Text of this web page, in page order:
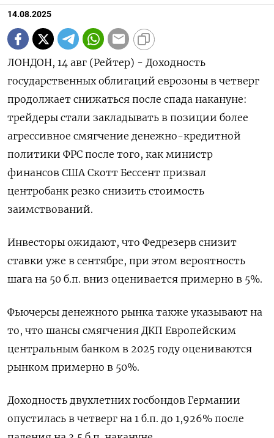
14.08.2025
ЛОНДОН, 14 авг (Рейтер) - Доходность
государственных облигаций еврозоны в четверг
продолжает снижаться после спада накануне:
трейдеры стали закладывать в позиции более
агрессивное смягчение денежно-кредитной
политики ФРС после того, как министр
финансов США Скотт Бессент призвал
центробанк резко снизить стоимость
заимствований.
Инвесторы ожидают, что Федрезерв снизит
ставки уже в сентябре, при этом вероятность
шага на 50 б.п. вниз оценивается примерно в 5%.
Фьючерсы денежного рынка также указывают на
то, что шансы смягчения ДКП Европейским
центральным банком в 2025 году оцениваются
рынком примерно в 50%.
Доходность двухлетних госбондов Германии
опустилась в четверг на 1 б.п. до 1,926% после